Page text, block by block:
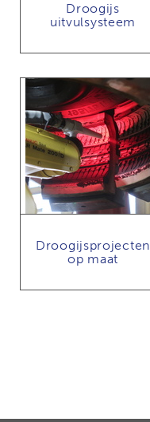
Droogijs
uitvulsysteem
Droogijsprojecten
op maat